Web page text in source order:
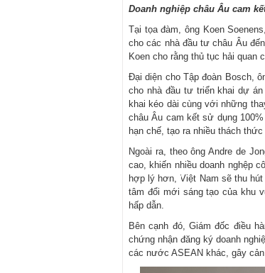
Doanh nghiệp châu Âu cam
Tại tọa đàm, ông Koen
cho các nhà đầu tư châu Âu
Koen cho rằng thủ tục hải quan
Đại diện cho Tập đoàn Bosch,
cho nhà đầu tư triển khai dự
khai kéo dài cùng với những
châu Âu cam kết sử dụng
hạn chế, tạo ra nhiều thách
Ngoài ra, theo ông Andre de
cao, khiến nhiều doanh nghệp
hợp lý hơn, Việt Nam sẽ thu
tâm đổi mới sáng tạo của khu
hấp dẫn.
Bên cạnh đó, Giám đốc điều
chứng nhận đăng ký doanh
các nước ASEAN khác, gây cản